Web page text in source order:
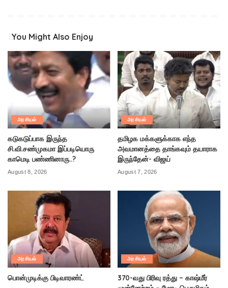
You Might Also Enjoy
அரசியல்
கடுகடுப்பாக இருந்த
சி.வி.சண்முகமா இப்படியொரு
காமெடி பண்ணினாரு..?
August 8, 2026
அரசியல்
தமிழக மக்களுக்காக எந்த
அவமானத்தை தாங்கவும் தயாராக
இருந்தேன்- விஜய்
August 7, 2026
அரசியல்
பொன்முடிக்கு பிடிவாரண்ட்
அரசியல்
370-வது பிரிவு ரத்து – காஷ்மீர்